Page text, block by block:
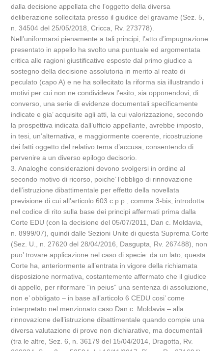
dalla decisione appellata che l’oggetto della diversa
deliberazione sollecitata presso il giudice del gravame (Sez. 5,
n. 34504 del 25/05/2018, Cricca, Rv. 273778).
Nell’uniformarsi pienamente a tali principi, l’atto d’impugnazione
presentato in appello ha svolto una puntuale ed argomentata
critica alle ragioni giustificative esposte dal primo giudice a
sostegno della decisione assolutoria in merito al reato di
peculato (capo A) e ne ha sollecitato la riforma sia illustrando i
motivi per cui non ne condivideva l’esito, sia opponendovi, di
converso, una serie di evidenze documentali specificamente
indicate e gia’ acquisite agli atti, la cui valorizzazione, secondo
la prospettiva indicata dall’ufficio appellante, avrebbe imposto,
in tesi, un’alternativa, e maggiormente coerente, ricostruzione
dei fatti oggetto del relativo tema d’accusa, consentendo di
pervenire a un diverso epilogo decisorio.
3. Analoghe considerazioni devono svolgersi in ordine al
secondo motivo di ricorso, poiche’ l’obbligo di rinnovazione
dell’istruzione dibattimentale per effetto della novellata
previsione di cui all’articolo 603 c.p.p., comma 3-bis, introdotta
nel codice di rito sulla base dei principi affermati prima dalla
Corte EDU (con la decisione del 05/07/2011, Dan c. Moldavia,
n. 8999/07), quindi dalle Sezioni Unite di questa Suprema Corte
(Sez. U., n. 27620 del 28/04/2016, Dasgupta, Rv. 267488), non
puo’ trovare applicazione nel caso di specie: da un lato, questa
Corte ha, anteriormente all’entrata in vigore della richiamata
disposizione normativa, costantemente affermato che il giudice
di appello, per riformare “in peius” una sentenza di assoluzione,
non e’ obbligato – in base all’articolo 6 CEDU cosi’ come
interpretato nel menzionato caso Dan c. Moldavia – alla
rinnovazione dell’istruzione dibattimentale quando compie una
diversa valutazione di prove non dichiarative, ma documentali
(tra le altre, Sez. 6, n. 36179 del 15/04/2014, Dragotta, Rv.